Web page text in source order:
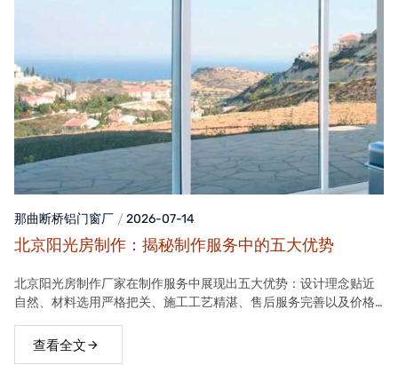
那曲断桥铝门窗厂 2026-07-14
北京阳光房制作：揭秘制作服务中的五大优势
北京阳光房制作厂家在制作服务中展现出五大优势：设计理念贴近
自然、材料选用严格把关、施工工艺精湛、售后服务完善以及价格
查看全文